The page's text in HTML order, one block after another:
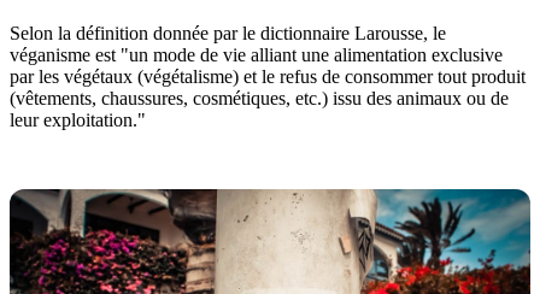
Selon la définition donnée par le dictionnaire Larousse, le
véganisme est "un mode de vie alliant une alimentation exclusive
par les végétaux (végétalisme) et le refus de consommer tout produit
(vêtements, chaussures, cosmétiques, etc.) issu des animaux ou de
leur exploitation."